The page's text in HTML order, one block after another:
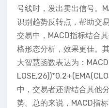
号线时，发出卖出信号。
识别趋势反转点，帮助交
交易中，MACD指标结合
格形态分析，效果更佳。
大智慧函数表达为：
中，交易者还需结合其他
势。总的来说，MACD指